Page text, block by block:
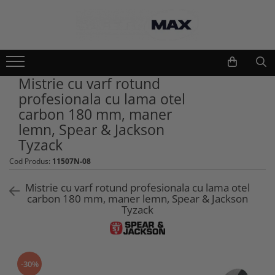
Imbracaminte lucru
Geci
Camasi
Bluze si hanorace
Tricouri
Caciuli si gulere
Pelerine
Veste
Pantofi si ghete protectie
Unelte gradinarit
Atomizoare si stropitori
Cultivatoare
Seturi unelte gradinarit
Plantatoare
Foarfeci gradinarit
Accesorii gradinarit
Macete si seceri
Furci si greble
Pistoale de udat si aspersoare
Gletiere
Mistrie cu varf rotund
profesionala cu lama otel
carbon 180 mm, maner
lemn, Spear & Jackson
Tyzack
Cod Produs: 11507N-08
Mistrie cu varf rotund profesionala cu lama otel
carbon 180 mm, maner lemn, Spear & Jackson
Tyzack
-30%